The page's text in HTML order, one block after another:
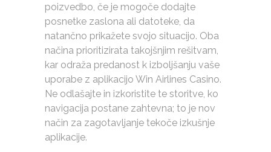
poizvedbo, če je mogoče dodajte
posnetke zaslona ali datoteke, da
natančno prikažete svojo situacijo. Oba
načina prioritizirata takojšnjim rešitvam,
kar odraža predanost k izboljšanju vaše
uporabe z aplikacijo Win Airlines Casino.
Ne odlašajte in izkoristite te storitve, ko
navigacija postane zahtevna; to je nov
način za zagotavljanje tekoče izkušnje
aplikacije.